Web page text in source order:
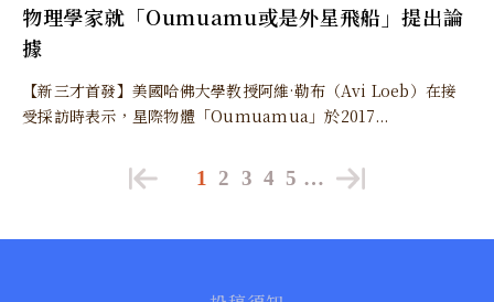
物理學家就「Oumuamu或是外星飛船」提出論
據
【新三才首發】美國哈佛大學教授阿維·勒布（Avi Loeb）在接
受採訪時表示，星際物體「Oumuamua」於2017...
1 2 3 4 5 …